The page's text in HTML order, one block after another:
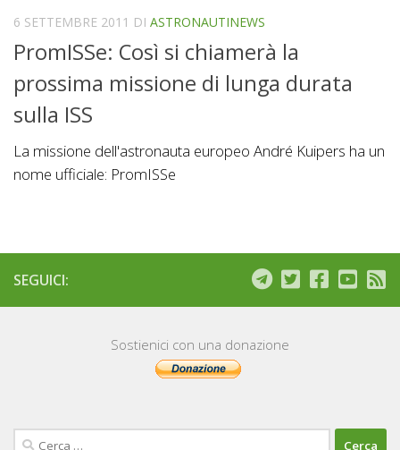
6 SETTEMBRE 2011 DI ASTRONAUTINEWS
PromISSe: Così si chiamerà la
prossima missione di lunga durata
sulla ISS
La missione dell'astronauta europeo André Kuipers ha un
nome ufficiale: PromISSe
SEGUICI:
Sostienici con una donazione
Ricerca